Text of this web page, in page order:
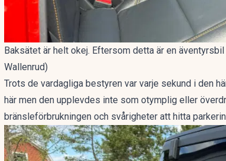
Baksätet är helt okej. Eftersom detta är en
Wallenrud)
Trots de vardagliga bestyren var varje sekund i den
här men den upplevdes inte som otymplig eller
bränsleförbrukningen och svårigheter att hitta